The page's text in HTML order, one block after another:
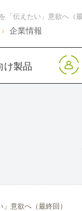
企業情報
け製品
」意欲へ（最終回）